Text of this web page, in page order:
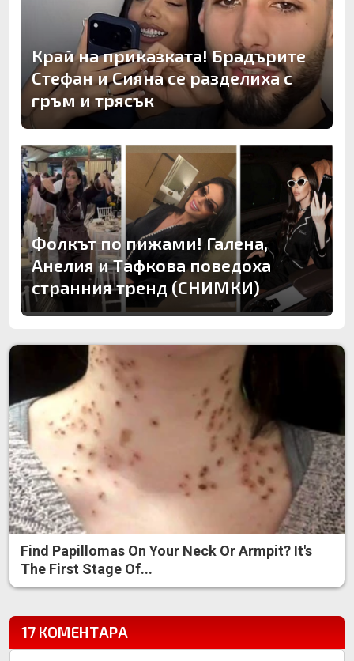
Край на приказката! Брадърите
Стефан и Сияна се разделиха с
гръм и трясък
Фолкът по пижами! Галена,
Анелия и Тафкова поведоха
странния тренд (СНИМКИ)
Find Papillomas On Your Neck Or Armpit? It's
The First Stage Of...
17 КОМЕНТАРА